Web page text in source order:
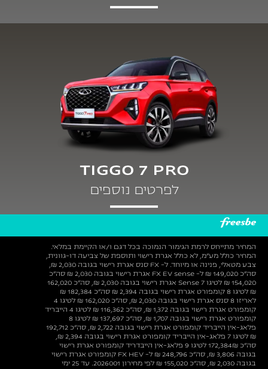
TIGGO 7 PRO
לפרטים נוספים
המחיר מתייחס לרמת הגימור הנמוכה בכל דגם ו/או הקיימת במלאי.
המחיר כולל מע"מ, לא כולל אגרת רישוי ותוספת של צביעה דו-גוונית,
צבע מטאלי, פנינה או מיוחד. ל- FX סנס אגרת רישוי בגובה 2,030 ₪,
סה"כ 149,020 ₪ ל- FX EV sense אגרת רישוי בגובה 2,030 ₪ סה"כ
154,020 ₪ לטיגו 7 Sense אגרת רישוי בגובה 2,030 ₪, סה"כ 162,020
₪ לטיגו 8 קומפורט אגרת רישוי בגובה 2,394 ₪ סה"כ 182,384 ₪
לאריזו 8 סנס אגרת רישוי בגובה 2,030 ₪, סה"כ 162,020 ₪ לטיגו 4
קומפורט אגרת רישוי בגובה 1,372 ₪, סה"כ 116,362 ₪ לטיגו 4 הייבריד
קומפורט אגרת רישוי בגובה 1,707 ₪, סה"כ 137,697 ₪ לטיגו 8
פלאג-אין הייבריד קומפורט אגרת רישוי בגובה 2,722 ₪, סה"כ 192,712
₪ לטיגו 7 פלאג-אין הייבריד קומפורט אגרת רישוי בגובה 2,394 ₪,
סה"כ 172,384₪ לטיגו 9 פלאג-אין הייבדריד קומפורט אגרת רישוי
בגובה 3,806 ₪, סה"כ 248,796 ₪ ל- FX HEV קומפורט אגרת רישוי
בגובה 2,030 ₪, סה"כ 155,020 ₪ לפי מחירון 2026001. עד 25 ימי